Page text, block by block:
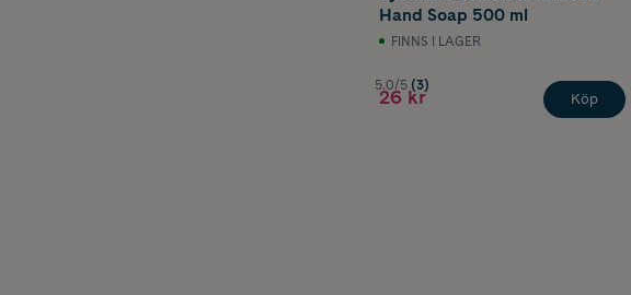
Hand Soap 500 ml
FINNS I LAGER
5.0/5 (3)
26 kr Köp